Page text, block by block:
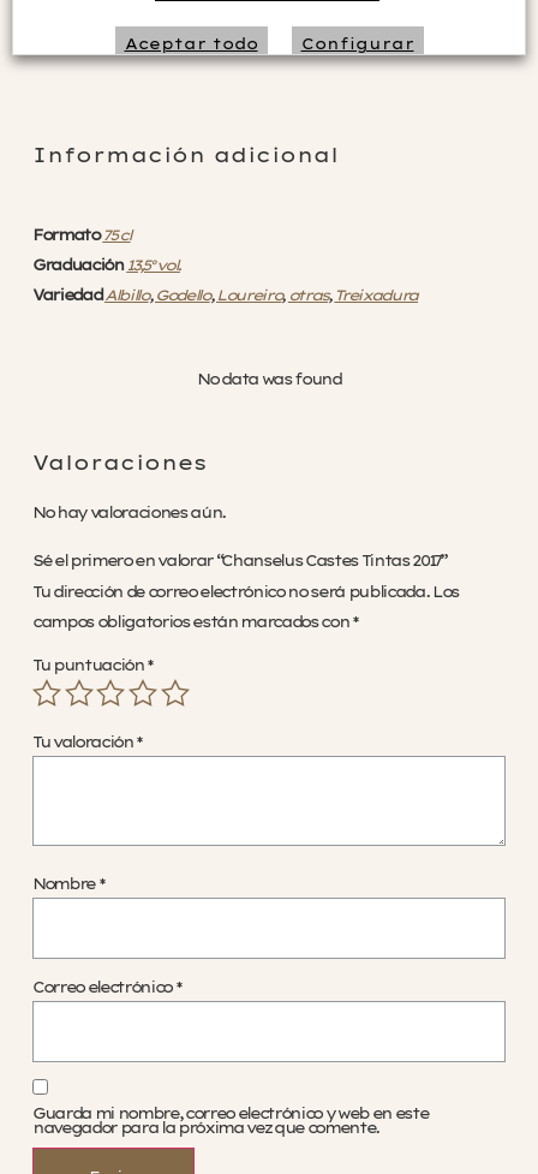
Añadir al carrito
Información adicional
Formato75 cl
Graduación13,5° vol.
Variedad Albillo, Godello, Loureiro, otras, Treixadura
No data was found
Valoraciones
No hay valoraciones aún.
Sé el primero en valorar “Chanselus Castes Tintas 2017”
Tu dirección de correo electrónico no será publicada. Los
campos obligatorios están marcados con *
Tu puntuación *
Tu valoración *
Nombre *
Correo electrónico *
Guarda mi nombre, correo electrónico y web en este
navegador para la próxima vez que comente.
Aceptar todo Configurar